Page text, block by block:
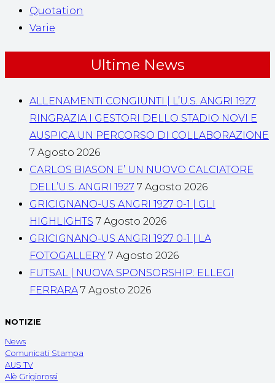
Quotation
Varie
Ultime News
ALLENAMENTI CONGIUNTI | L’U.S. ANGRI 1927
RINGRAZIA I GESTORI DELLO STADIO NOVI E
AUSPICA UN PERCORSO DI COLLABORAZIONE
7 Agosto 2026
CARLOS BIASON E’ UN NUOVO CALCIATORE
DELL’U.S. ANGRI 1927 7 Agosto 2026
GRICIGNANO-US ANGRI 1927 0-1 | GLI
HIGHLIGHTS 7 Agosto 2026
GRICIGNANO-US ANGRI 1927 0-1 | LA
FOTOGALLERY 7 Agosto 2026
FUTSAL | NUOVA SPONSORSHIP: ELLEGI
FERRARA 7 Agosto 2026
NOTIZIE
News
Comunicati Stampa
AUS TV
Alè Grigiorossi